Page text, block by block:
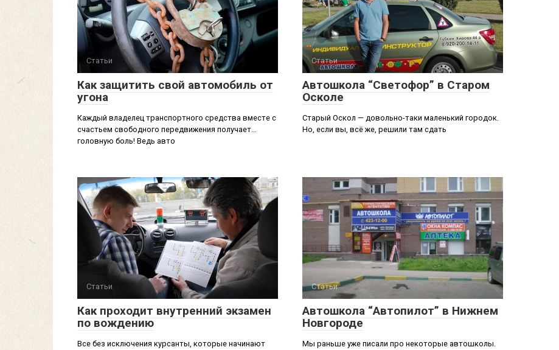
Статьи
Как защитить свой автомобиль от
угона
Каждый владелец транспортного средства вместе с
счастьем свободного передвижения получает…
головную боль! Ведь авто
Статьи
Автошкола “Светофор” в Старом
Осколе
Старый Оскол — довольно-таки маленький городок.
Но, если вы, всё же, решили там сдать
Статьи
Как проходит внутренний экзамен
по вождению
Все без исключения курсанты, которые начинают
Статьи
Автошкола “Автопилот” в Нижнем
Новгороде
Мы раньше уже писали про некоторые автошколы.